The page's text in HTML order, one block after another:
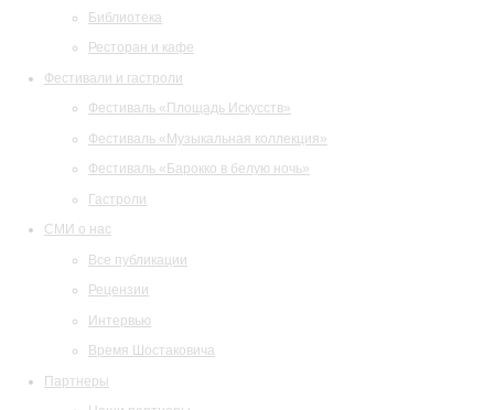
Библиотека
Ресторан и кафе
Фестивали и гастроли
Фестиваль «Площадь Искусств»
Фестиваль «Музыкальная коллекция»
Фестиваль «Барокко в белую ночь»
Гастроли
СМИ о нас
Все публикации
Рецензии
Интервью
Время Шостаковича
Партнеры